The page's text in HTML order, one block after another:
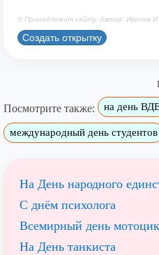
© Принадлежит сайту. Автор: Иванов
Создать открытку
Посмотрите также: на день
международный день студентов
На День народного
С днём психолога
Всемирный день
На День танкиста